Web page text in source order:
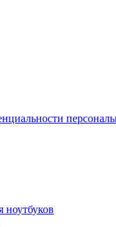
ноутбуков